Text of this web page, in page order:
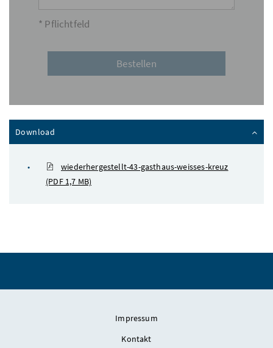
* Pflichtfeld
Download
wiederhergestellt-43-gasthaus-weisses-kreuz
(PDF 1,7 MB)
Impressum
Kontakt